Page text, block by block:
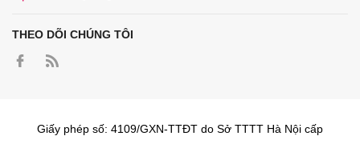
THEO DÕI CHÚNG TÔI
Giấy phép số: 4109/GXN-TTĐT do Sở TTTT Hà Nội cấp